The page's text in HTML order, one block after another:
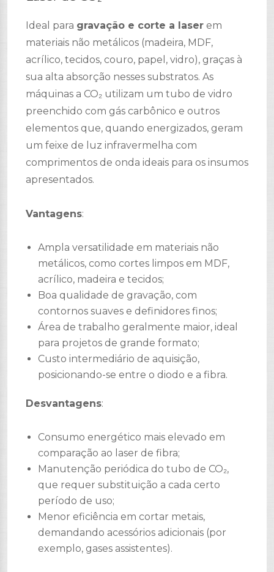
Ideal para gravação e corte a laser em
materiais não metálicos (madeira, MDF,
acrílico, tecidos, couro, papel, vidro), graças à
sua alta absorção nesses substratos. As
máquinas a CO₂ utilizam um tubo de vidro
preenchido com gás carbônico e outros
elementos que, quando energizados, geram
um feixe de luz infravermelha com
comprimentos de onda ideais para os insumos
apresentados.
Vantagens:
Ampla versatilidade em materiais não
metálicos, como cortes limpos em MDF,
acrílico, madeira e tecidos;
Boa qualidade de gravação, com
contornos suaves e definidores finos;
Área de trabalho geralmente maior, ideal
para projetos de grande formato;
Custo intermediário de aquisição,
posicionando-se entre o diodo e a fibra.
Desvantagens:
Consumo energético mais elevado em
comparação ao laser de fibra;
Manutenção periódica do tubo de CO₂,
que requer substituição a cada certo
período de uso;
Menor eficiência em cortar metais,
demandando acessórios adicionais (por
exemplo, gases assistentes).